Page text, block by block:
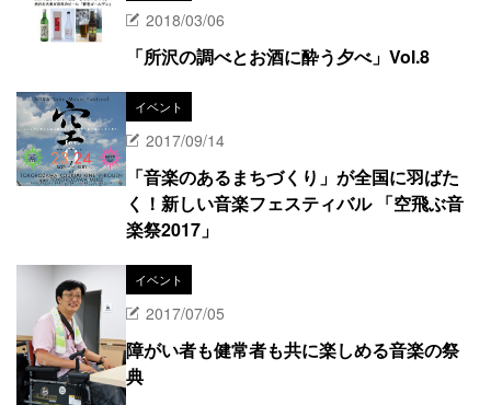
2018/03/06
「所沢の調べとお酒に酔う夕べ」Vol.8
イベント
2017/09/14
「音楽のあるまちづくり」が全国に羽ばた
く！新しい音楽フェスティバル 「空飛ぶ音
楽祭2017」
イベント
2017/07/05
障がい者も健常者も共に楽しめる音楽の祭
典